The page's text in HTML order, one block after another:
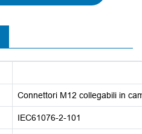
Connettori M12 collegabili in
IEC61076-2-101